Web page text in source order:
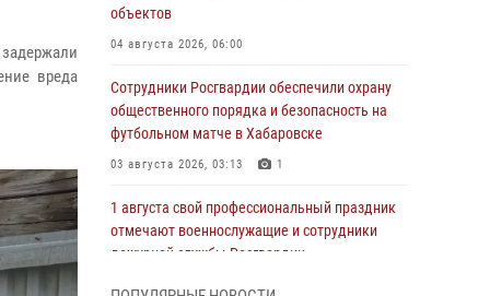
вреда
объектов
04 августа 2026, 06:00
Сотрудники Росгвардии обеспечили охрану
общественного порядка и безопасность на
футбольном матче в Хабаровске
03 августа 2026, 03:13 1
1 августа свой профессиональный праздник
отмечают военнослужащие и сотрудники
дежурной службы Росгвардии